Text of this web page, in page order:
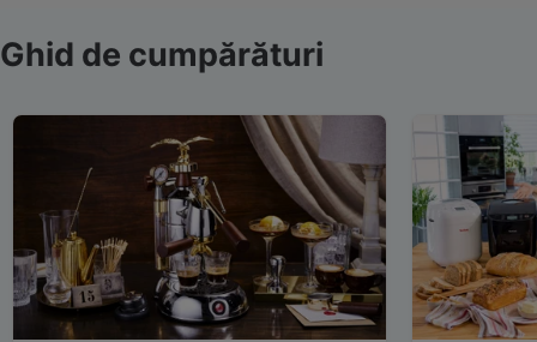
Ghid de cumpărături